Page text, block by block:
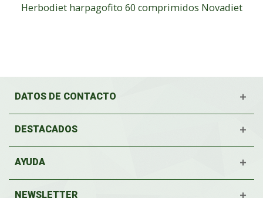
Herbodiet harpagofito 60 comprimidos Novadiet
DATOS DE CONTACTO
DESTACADOS
AYUDA
NEWSLETTER